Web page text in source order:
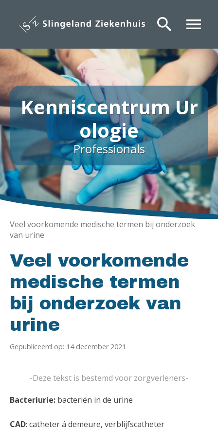
inhoud
gaan
menu
search
Kenniscentrum Ur
ologie
Professionals
Veel voorkomende medische termen bij onderzoek
van urine
Veel voorkomende
medische termen
bij onderzoek van
urine
Gepubliceerd op: 14 december 2021
-Deze tekst is bestemd voor zorgverleners-
Bacteriurie: bacteriën in de urine
CAD: catheter á demeure, verblijfscatheter